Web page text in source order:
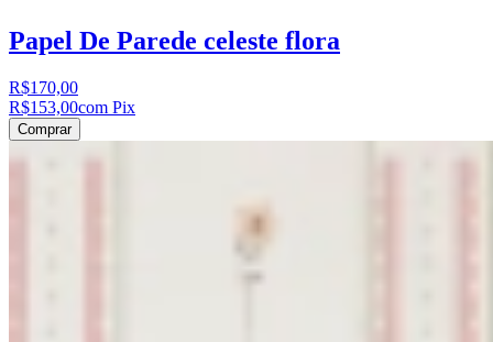
Papel De Parede celeste flora
R$170,00
R$153,00com Pix
Comprar